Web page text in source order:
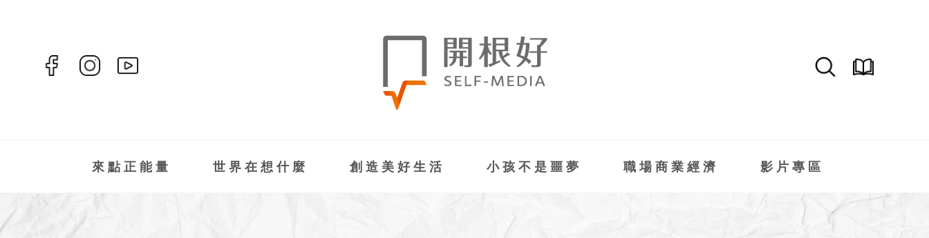
來點正能量 世界在想什麼 創造美好生活 小孩不是噩夢 職場商業經濟 影片專區